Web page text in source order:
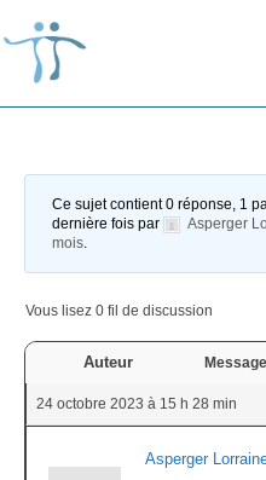
to
content
Ce sujet contient 0 réponse, 1
dernière fois par
Asperger
mois.
Vous lisez 0 fil de discussion
Auteur
24 octobre 2023 à 15 h 28 min
Asperger